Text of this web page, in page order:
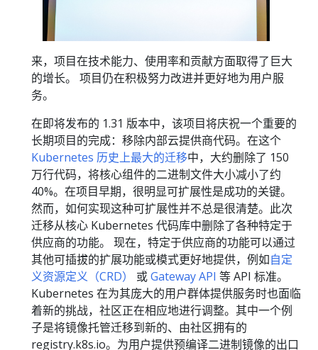
来，项目在技术能力、使用率和贡献方面取得了巨大
的增长。 项目仍在积极努力改进并更好地为用户服
务。
在即将发布的 1.31 版本中，该项目将庆祝一个重要的
长期项目的完成：移除内部云提供商代码。在这个
Kubernetes 历史上最大的迁移中，大约删除了 150
万行代码，将核心组件的二进制文件大小减小了约
40%。在项目早期，很明显可扩展性是成功的关键。
然而，如何实现这种可扩展性并不总是很清楚。此次
迁移从核心 Kubernetes 代码库中删除了各种特定于
供应商的功能。 现在，特定于供应商的功能可以通过
其他可插拔的扩展功能或模式更好地提供，例如自定
义资源定义（CRD）
或Gateway API 等 API 标准。
Kubernetes 在为其庞大的用户群体提供服务时也面临
着新的挑战，社区正在相应地进行调整。其中一个例
子是将镜像托管迁移到新的、由社区拥有的
registry.k8s.io。为用户提供预编译二进制镜像的出口